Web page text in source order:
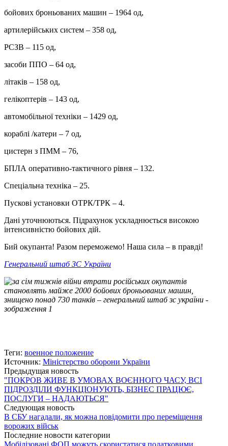
бойових броньованих машин ‒ 1964 од,
артилерійських систем – 358 од,
РСЗВ ‒ 115 од,
засоби ППО ‒ 64 од,
літаків – 158 од,
гелікоптерів – 143 од,
автомобільної техніки ‒ 1429 од,
кораблі /катери ‒ 7 од,
цистерн з ПММ ‒ 76,
БПЛА оперативно-тактичного рівня ‒ 132.
Спеціальна техніка ‒ 25.
Пускові установки ОТРК/ТРК ‒ 4.
Дані уточнюються. Підрахунок ускладнюється високою
інтенсивністю бойових дій.
Бий окупанта! Разом переможемо! Наша сила ‒ в правді!
Генеральний штаб ЗС України
Теги: военное положение
Источник: Міністерство оборони України
Предыдущая новость
"ПОКРОВ ЖИВЕ В УМОВАХ ВОЄННОГО ЧАСУ, ВСІ
ПІДРОЗДІЛИ ФУНКЦІОНУЮТЬ, БІЗНЕС ПРАЦЮЄ,
ПОСЛУГИ – НАДАЮТЬСЯ"
Следующая новость
В СБУ нагадали, як можна повідомити про переміщення
ворожих військ
Последние новости категории
Мобілізовані ФОП можуть скористатися податковими